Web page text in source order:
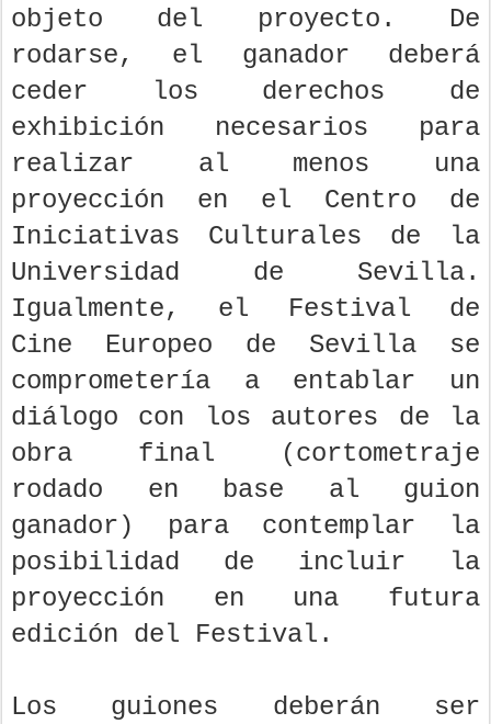
objeto del proyecto. De
rodarse, el ganador deberá
ceder los derechos de
exhibición necesarios para
realizar al menos una
proyección en el Centro de
Iniciativas Culturales de la
Universidad de Sevilla.
Igualmente, el Festival de
Cine Europeo de Sevilla se
comprometería a entablar un
diálogo con los autores de la
obra final (cortometraje
rodado en base al guion
ganador) para contemplar la
posibilidad de incluir la
proyección en una futura
edición del Festival.
Los guiones deberán ser